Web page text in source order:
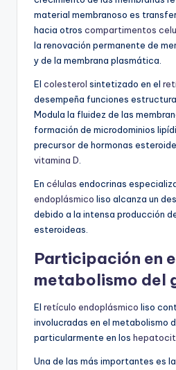
material membranoso es
hacia otros compartimentos
la renovación permanente de
y de la membrana plasmática.
El colesterol sintetizado en el
desempeña funciones
Modula la fluidez de las
formación de microdominios
precursor de hormonas
vitamina D
En células endocrinas
endoplásmico liso alcanza un
debido a la intensa producción
esteroideas.
Participación en
metabolismo del
El retículo endoplásmico liso
involucradas en el metabolismo
particularmente en los
Una de las más importantes es